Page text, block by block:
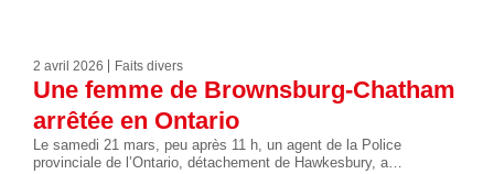
2 avril 2026 Faits divers
Une femme de Brownsburg-Chatham
arrêtée en Ontario
Le samedi 21 mars, peu après 11 h, un agent de la Police
provinciale de l’Ontario, détachement de Hawkesbury, a…